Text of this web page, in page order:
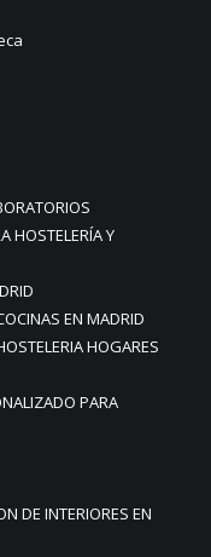
HOSTELERÍA Y
EN MADRID
HOGARES
PARA
DE INTERIORES EN